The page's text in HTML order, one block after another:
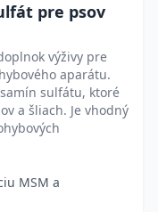
pre psov
výživy pre
aparátu.
sulfátu, ktoré
a šliach. Je vhodný
MSM a